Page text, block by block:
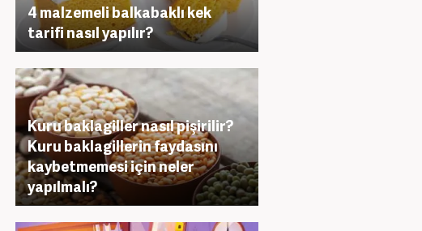
4 malzemeli balkabaklı kek
tarifi nasıl yapılır?
Kuru baklagiller nasıl pişirilir?
Kuru baklagillerin faydasını
kaybetmemesi için neler
yapılmalı?